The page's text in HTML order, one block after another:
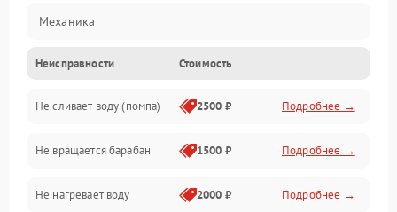
Механика
Электропитание
Водоснабжение
Слив
Программное обеспечение
Неисправности Стоимость
Не сливает воду (помпа) 2500 ₽ Подробнее →
Не вращается барабан 1500 ₽ Подробнее →
Не нагревает воду 2000 ₽ Подробнее →